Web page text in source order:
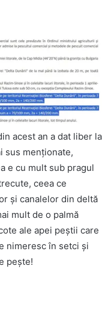
acest an a dat liber la
sus menționate,
e cu mult sub pragul
ceea ce
și canalelor din deltă
mult de o palmă
ale apei peștii care
nimeresc în setci și
pește!